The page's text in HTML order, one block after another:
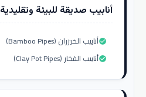
أنابيب صديقة للبيئة وتقليدية
أنابيب الخيزران (Bamboo Pipes)check_circle
أنابيب الفخار (Clay Pot Pipes)check_circle